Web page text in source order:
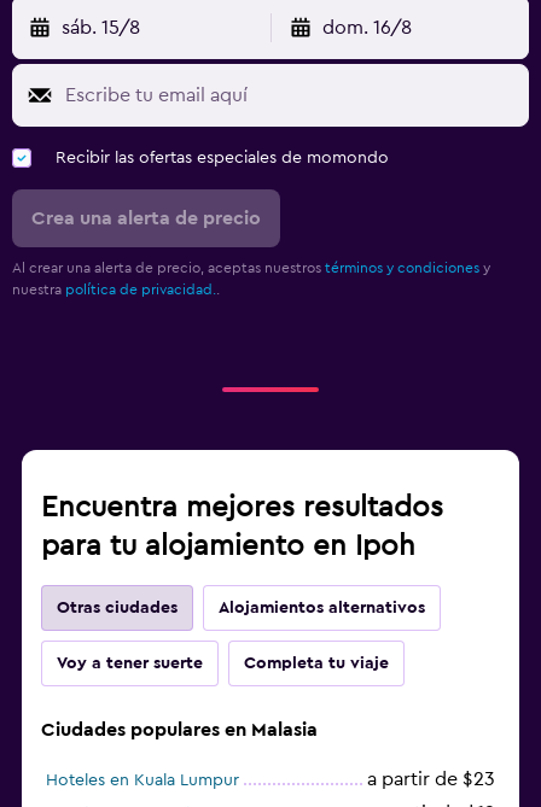
sáb. 15/8 dom. 16/8
Recibir las ofertas especiales de momondo
Crea una alerta de precio
Al crear una alerta de precio, aceptas nuestros términos y condiciones y
nuestra política de privacidad.
Encuentra mejores resultados
para tu alojamiento en Ipoh
Otras ciudades Alojamientos alternativos
Voy a tener suerte Completa tu viaje
Ciudades populares en Malasia
Hoteles en Kuala Lumpur a partir de $23